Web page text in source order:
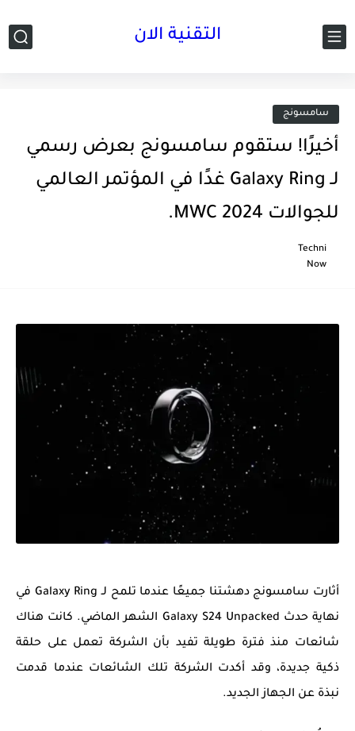
التقنية الان
سامسونج
أخيرًا! ستقوم سامسونج بعرض رسمي
لـ Galaxy Ring غدًا في المؤتمر العالمي
للجوالات MWC 2024.
Techni
Now
أثارت سامسونج دهشتنا جميعًا عندما تلمح لـ Galaxy Ring في
نهاية حدث Galaxy S24 Unpacked الشهر الماضي. كانت هناك
شائعات منذ فترة طويلة تفيد بأن الشركة تعمل على حلقة
ذكية جديدة، وقد أكدت الشركة تلك الشائعات عندما قدمت
نبذة عن الجهاز الجديد.